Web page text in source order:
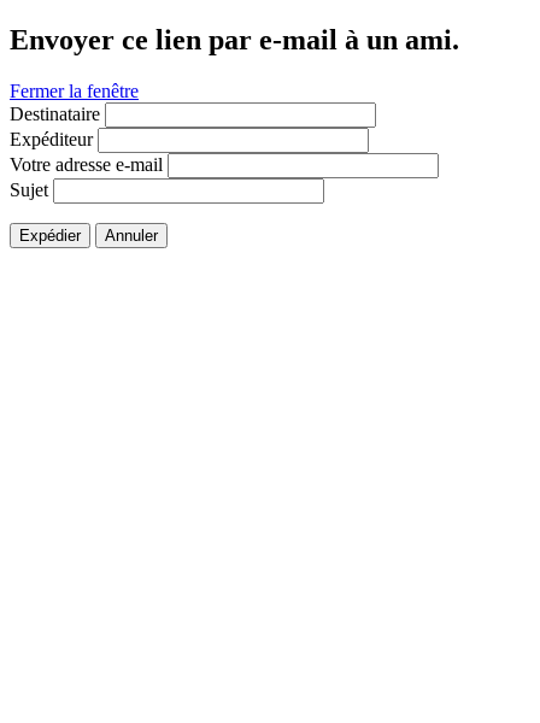
Envoyer ce lien par e-mail à un ami.
Fermer la fenêtre
Destinataire
Expéditeur
Votre adresse e-mail
Sujet
Expédier Annuler